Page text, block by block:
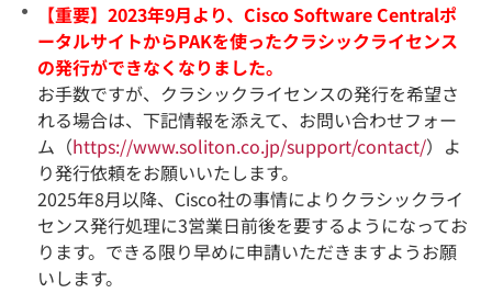
【重要】2023年9月より、Cisco Software Centralポ
ータルサイトからPAKを使ったクラシックライセンス
の発行ができなくなりました。
お手数ですが、クラシックライセンスの発行を希望さ
れる場合は、下記情報を添えて、お問い合わせフォー
ム（https://www.soliton.co.jp/support/contact/）よ
り発行依頼をお願いいたします。
2025年8月以降、Cisco社の事情によりクラシックライ
センス発行処理に3営業日前後を要するようになってお
ります。できる限り早めに申請いただきますようお願
いします。